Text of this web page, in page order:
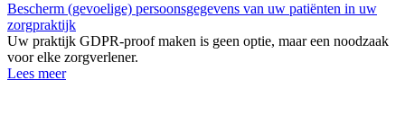
Bescherm (gevoelige) persoonsgegevens van uw patiënten in uw
zorgpraktijk
Uw praktijk GDPR-proof maken is geen optie, maar een noodzaak
voor elke zorgverlener.
Lees meer